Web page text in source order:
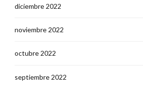
diciembre 2022
noviembre 2022
octubre 2022
septiembre 2022